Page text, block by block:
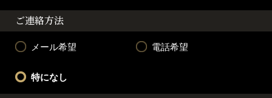
ご連絡方法
メール希望 電話希望
特になし